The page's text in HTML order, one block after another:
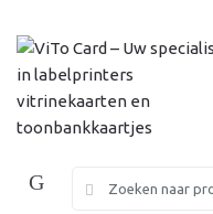
navigation
content
for: